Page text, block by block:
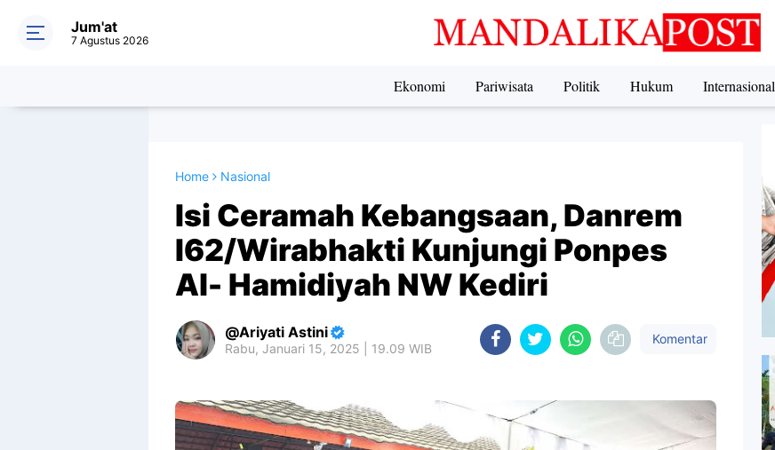
Jum'at
7 Agustus 2026
Ekonomi Pariwisata Politik Hukum Internasional
Home Nasional
Isi Ceramah Kebangsaan, Danrem
I62/Wirabhakti Kunjungi Ponpes
Al- Hamidiyah NW Kediri
Ariyati Astini
Rabu, Januari 15, 2025 | 19.09 WIB
Komentar